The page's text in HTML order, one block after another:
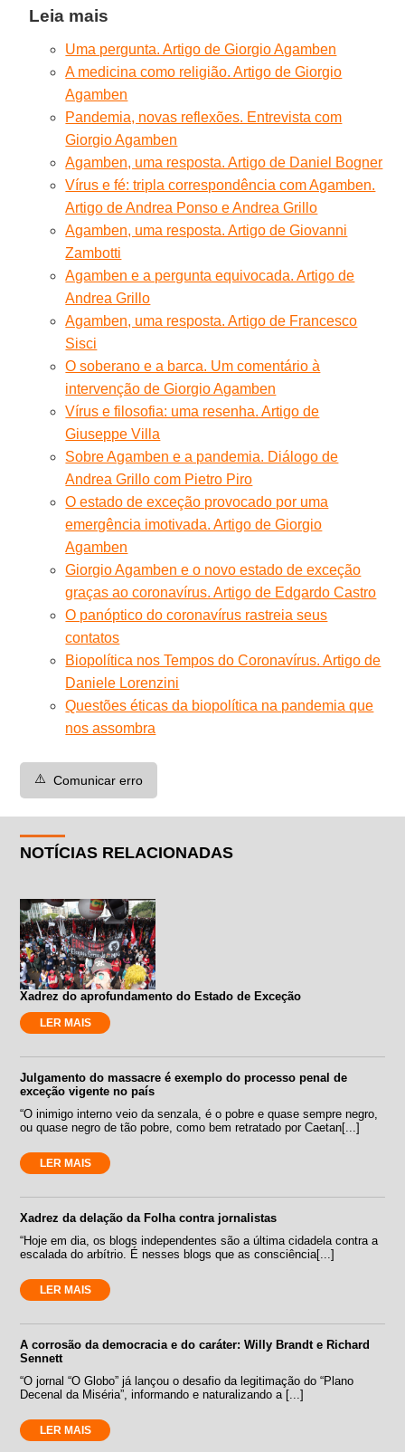
Leia mais
Uma pergunta. Artigo de Giorgio Agamben
A medicina como religião. Artigo de Giorgio
Agamben
Pandemia, novas reflexões. Entrevista com
Giorgio Agamben
Agamben, uma resposta. Artigo de Daniel Bogner
Vírus e fé: tripla correspondência com Agamben.
Artigo de Andrea Ponso e Andrea Grillo
Agamben, uma resposta. Artigo de Giovanni
Zambotti
Agamben e a pergunta equivocada. Artigo de
Andrea Grillo
Agamben, uma resposta. Artigo de Francesco
Sisci
O soberano e a barca. Um comentário à
intervenção de Giorgio Agamben
Vírus e filosofia: uma resenha. Artigo de
Giuseppe Villa
Sobre Agamben e a pandemia. Diálogo de
Andrea Grillo com Pietro Piro
O estado de exceção provocado por uma
emergência imotivada. Artigo de Giorgio
Agamben
Giorgio Agamben e o novo estado de exceção
graças ao coronavírus. Artigo de Edgardo Castro
O panóptico do coronavírus rastreia seus
contatos
Biopolítica nos Tempos do Coronavírus. Artigo de
Daniele Lorenzini
Questões éticas da biopolítica na pandemia que
nos assombra
⚠️ Comunicar erro
NOTÍCIAS RELACIONADAS
Xadrez do aprofundamento do Estado de Exceção
LER MAIS
Julgamento do massacre é exemplo do processo penal de
exceção vigente no país
“O inimigo interno veio da senzala, é o pobre e quase sempre negro,
ou quase negro de tão pobre, como bem retratado por Caetan[...]
LER MAIS
Xadrez da delação da Folha contra jornalistas
“Hoje em dia, os blogs independentes são a última cidadela contra a
escalada do arbítrio. É nesses blogs que as consciência[...]
LER MAIS
A corrosão da democracia e do caráter: Willy Brandt e Richard
Sennett
“O jornal “O Globo” já lançou o desafio da legitimação do “Plano
Decenal da Miséria”, informando e naturalizando a [...]
LER MAIS